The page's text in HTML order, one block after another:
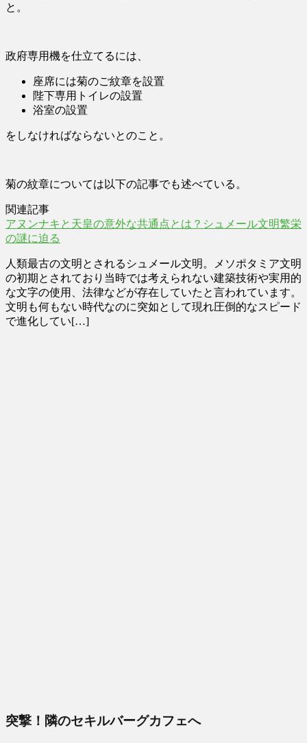
と。
政府専用機を仕立てるには、
座席には菊のご紋章を設置
陛下専用トイレの設置
浴室の設置
をしなければならないとのこと。
菊の紋章については以下の記事でも述べている。
関連記事
アヌンナキと天皇の意外な共通点とは？シュメール文明繁栄
の謎に迫る
人類最古の文明とされるシュメール文明。メソポタミア文明
の初期とされており当時では考えられない建築技術や実用的
な文字の使用、法律などが存在していたと言われています。
文明も何もない時代なのに突如として現れ圧倒的なスピード
で進化してい[…]
突撃！隣のセキルバーグカフェへ